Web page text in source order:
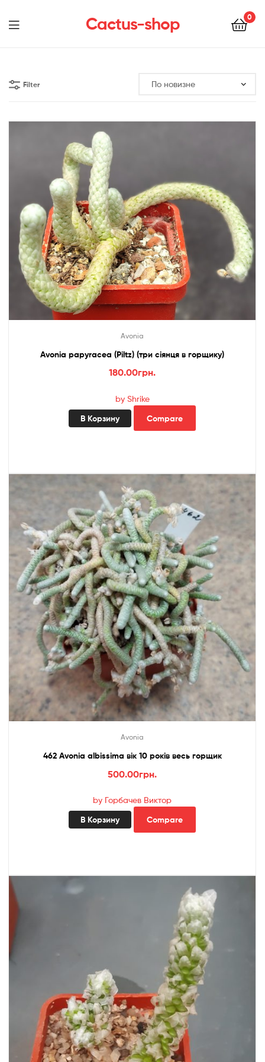
Cactus-shop 0
Menu
Filter
Avonia
Avonia papyracea (Piltz) (три сіянця в горщику)
180.00грн.
by Shrike
В Корзину Compare
Avonia
462 Avonia albissima вік 10 років весь горщик
500.00грн.
by Горбачев Виктор
В Корзину Compare